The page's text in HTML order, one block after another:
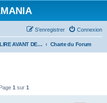
Connexion
S’enregistrer
A LIRE AVANT DE POSTER Charte du Forum
1 sur 1